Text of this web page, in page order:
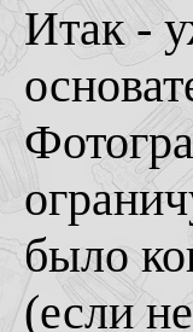
Итак -
было
(если